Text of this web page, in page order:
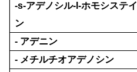
-s-アデノシル-l-ホモシステイ
ン
- アデニン
- メチルチオアデノシン